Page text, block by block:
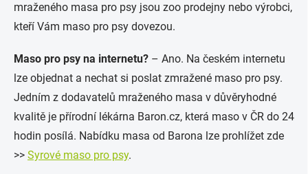
mraženého masa pro psy jsou zoo prodejny nebo výrobci,
kteří Vám maso pro psy dovezou.
Maso pro psy na internetu? – Ano. Na českém internetu
lze objednat a nechat si poslat zmražené maso pro psy.
Jedním z dodavatelů mraženého masa v důvěryhodné
kvalitě je přírodní lékárna Baron.cz, která maso v ČR do 24
hodin posílá. Nabídku masa od Barona lze prohlížet zde
>> Syrové maso pro psy.